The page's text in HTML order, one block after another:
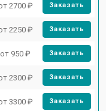
2700 ₽ Заказать
2250 ₽ Заказать
от 950 ₽ Заказать
2300 ₽ Заказать
3300 ₽ Заказать